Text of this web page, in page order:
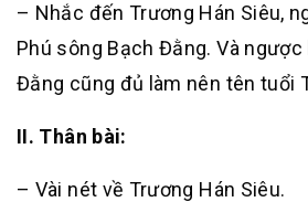
– Nhắc đến Trương Hán Siêu,
Phú sông Bạch Đằng. Và
Đằng cũng đủ làm nên tên tuổi
II. Thân bài:
– Vài nét về Trương Hán Siêu.